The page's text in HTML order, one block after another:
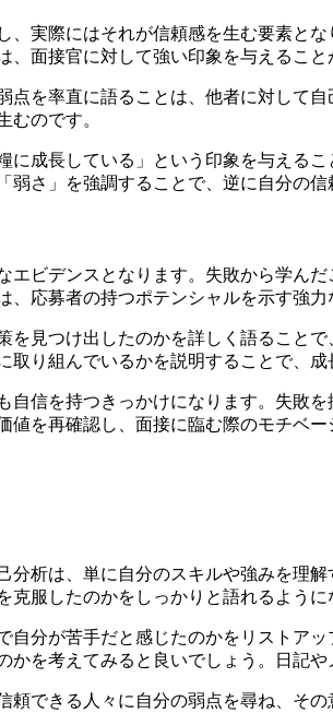
実際にはそれが信頼感を生む要素と
面接官に対して強い印象を与えること
を率直に語ることは、他者に対して
むのです。
成長している」という印象を与える
さ」を強調することで、逆に自分の信
ビデンスとなります。失敗から学ん
応募者の持つポテンシャルを示す強力
見つけ出したのかを詳しく語ること
り組んでいるかを説明することで、成
信を持つきっかけになります。失敗
を再確認し、面接に臨む際のモチベー
析は、単に自分のスキルや強みを理
服したのかをしっかりと語れるように
分が苦手だと感じたのかをリストア
を考えてみると良いでしょう。日記や
できる人々に自分の弱点を尋ね、そ